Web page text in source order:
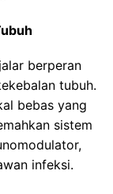
berperan
tubuh.
bebas yang
sistem
infeksi.